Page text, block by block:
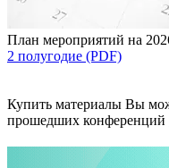
План мероприятий на
2 полугодие (PDF)
Купить материалы Вы
прошедших конференций